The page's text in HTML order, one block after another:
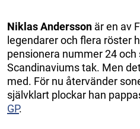
Niklas Andersson är en av
legendarer och flera röster
pensionera nummer 24 och
Scandinaviums tak. Men
med. För nu återvänder
självklart plockar han
GP.